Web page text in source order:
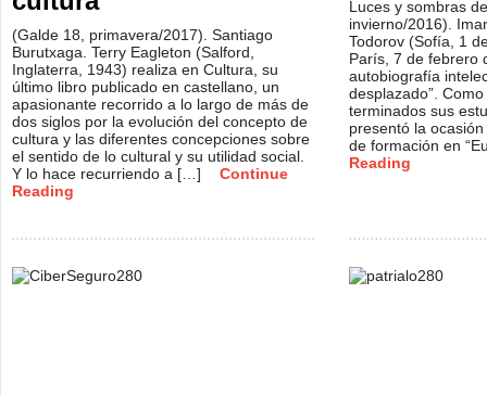
(Galde 18, primavera/2017). Santiago
Burutxaga. Terry Eagleton (Salford,
Inglaterra, 1943) realiza en Cultura, su
último libro publicado en castellano, un
apasionante recorrido a lo largo de más de
dos siglos por la evolución del concepto de
cultura y las diferentes concepciones sobre
el sentido de lo cultural y su utilidad social.
Y lo hace recurriendo a […]
Continue
Reading
Luces y sombras
invierno/2016).
Todorov (Sofía, 1
París, 7 de febrero
autobiografía
desplazado”.
terminados sus
presentó la
de formación en
Reading